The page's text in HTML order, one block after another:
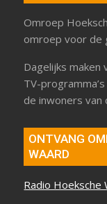
Omroep
omroep voor de
Dagelijks maken
TV-
de inwoners van
ONTVANG
WAARD
Radio Hoeksche